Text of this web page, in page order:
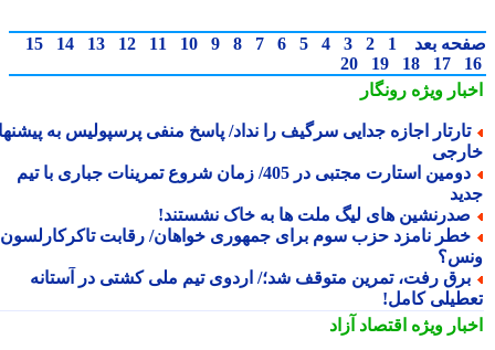
بعد 1
2
3
4
5
6
7
8
9
10
11
12
13
14
15
17
18
19
20
ویژهرونگار
اجازه جدایی سرگیف را نداد/ پاسخ منفی پرسپولیس به پیشنهاد
دومین استارت مجتبی در 405/ زمان شروع تمرینات جباری با تیم
های لیگ ملت ها به خاک نشستند!
نامزد حزب سوم برای جمهوری خواهان/ رقابت تاکرکارلسون با
رفت، تمرین متوقف شد؛/ اردوی تیم ملی کشتی در آستانه
کامل!
ویژهاقتصاد آزاد